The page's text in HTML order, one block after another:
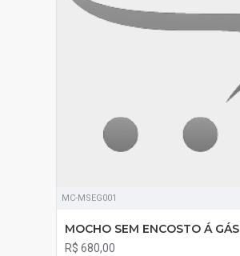
MC-MSEG001
MOCHO SEM ENCOSTO Á GÁS
R$ 680,00